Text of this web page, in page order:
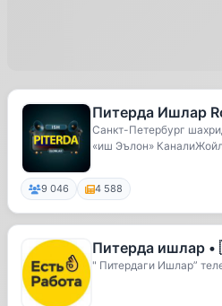
Питерда Ишлар
Санкт-Петербург
«иш Эълон»
9 046 4 588
Питерда ишлар
" Питердаги Ишлар”